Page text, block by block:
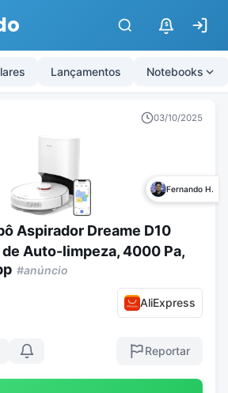
$
Lançamentos Notebooks
03/10/2025
Fernando H.
Aspirador Dreame D10
Auto-limpeza, 4000 Pa,
#anúncio
AliExpress
Reportar